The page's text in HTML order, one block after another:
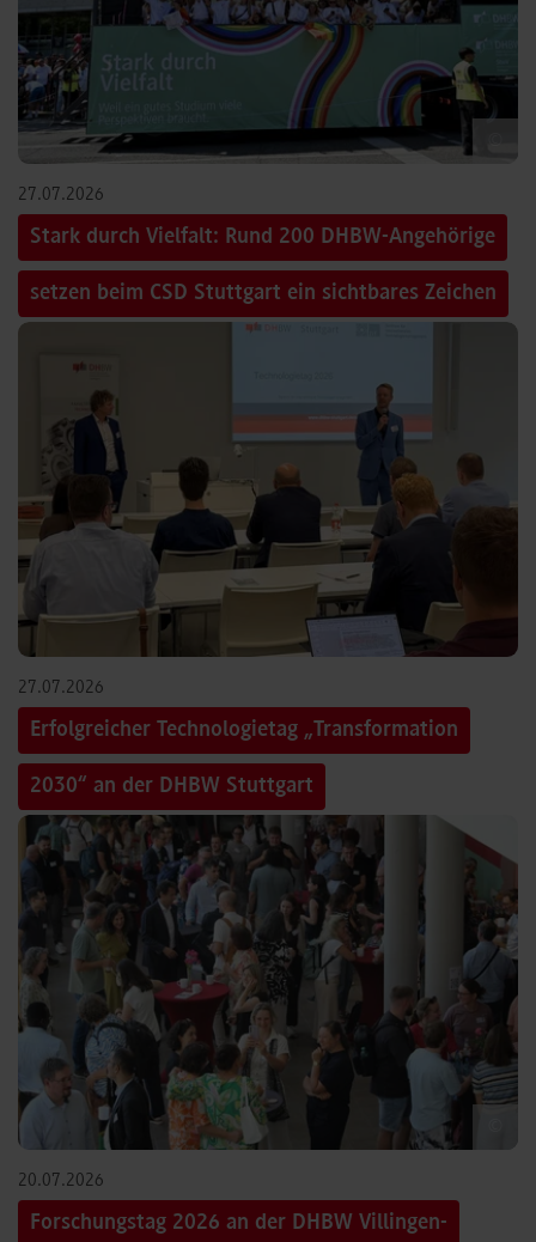
27.07.2026
Stark durch Vielfalt: Rund 200 DHBW-Angehörige
setzen beim CSD Stuttgart ein sichtbares Zeichen
27.07.2026
Erfolgreicher Technologietag „Transformation
2030“ an der DHBW Stuttgart
20.07.2026
Forschungstag 2026 an der DHBW Villingen-